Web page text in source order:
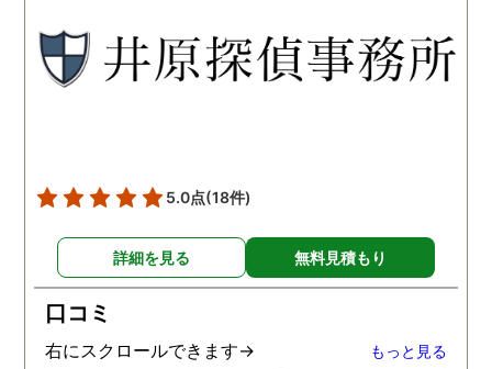
と思います。思い切ってお
願いして良かったです。 こ
の度はありがとうございま
とうございました。
5.0点(18件)
詳細を見る 無料見積もり
口コミ
右にスクロールできます→ もっと見る